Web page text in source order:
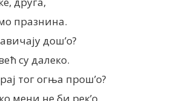
празнина.
дош’о?
су далеко.
тог огња прош’о?
мени не би рек’о.